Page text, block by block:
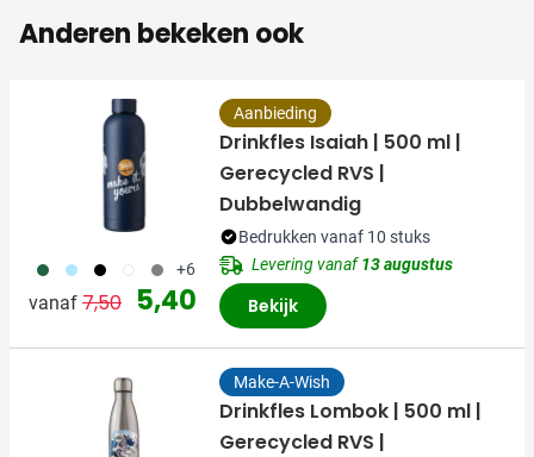
Anderen bekeken ook
374 363 001 002 003 +6
vanaf Normale prijs
7,50 Speciale prijs
5,40
Aanbieding
Drinkfles Isaiah | 500 ml |
Gerecycled RVS |
Dubbelwandig
Bedrukken vanaf 10 stuks
Levering vanaf13 augustus
Bekijk
Make-A-Wish
Drinkfles Lombok | 500 ml |
Gerecycled RVS |